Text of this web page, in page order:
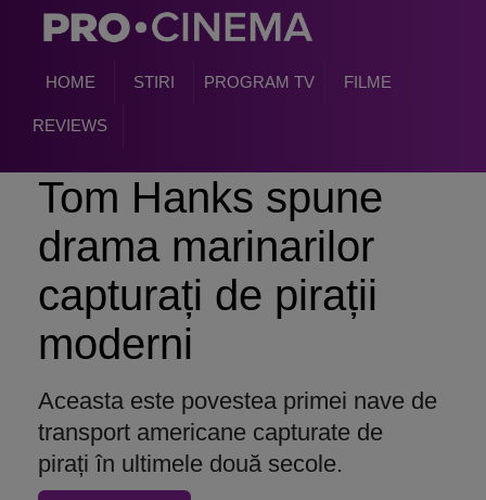
HOME STIRI PROGRAM TV FILME
REVIEWS
Tom Hanks spune
drama marinarilor
capturați de pirații
moderni
Aceasta este povestea primei nave de
transport americane capturate de
pirați în ultimele două secole.